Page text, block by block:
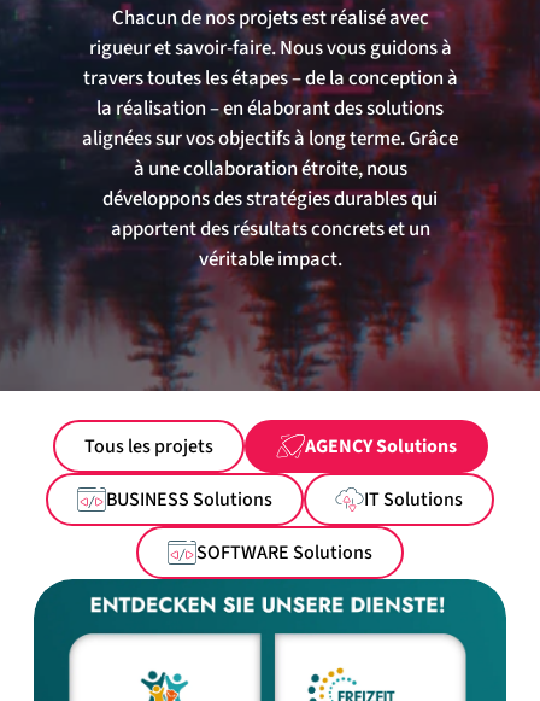
Chacun de nos projets est réalisé avec
rigueur et savoir-faire. Nous vous guidons à
travers toutes les étapes – de la conception à
la réalisation – en élaborant des solutions
alignées sur vos objectifs à long terme. Grâce
à une collaboration étroite, nous
développons des stratégies durables qui
apportent des résultats concrets et un
véritable impact.
Tous les projets
AGENCY Solutions
BUSINESS Solutions
IT Solutions
SOFTWARE Solutions